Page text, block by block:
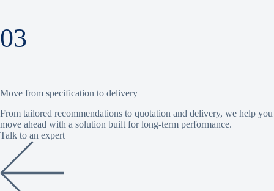
Move from specification to delivery
03
From tailored recommendations to quotation and delivery, we help you
move ahead with a solution built for long-term performance.
Talk to an expert